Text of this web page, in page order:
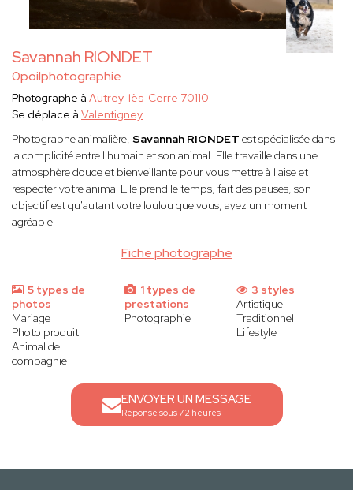
Savannah RIONDET
0poilphotographie
Fiche photographe
Photographe à Autrey-lès-Cerre 70110
Se déplace à Valentigney
Photographe animalière, Savannah RIONDET est spécialisée dans
la complicité entre l'humain et son animal. Elle travaille dans une
atmosphère douce et bienveillante pour vous mettre à l'aise et
respecter votre animal Elle prend le temps, fait des pauses, son
objectif est qu'autant votre loulou que vous, ayez un moment
agréable
5 types de
photos
Mariage
Photo produit
Animal de
compagnie
1 types de
prestations
Photographie
3 styles
Artistique
Traditionnel
Lifestyle
ENVOYER UN MESSAGE
Réponse sous 72 heures